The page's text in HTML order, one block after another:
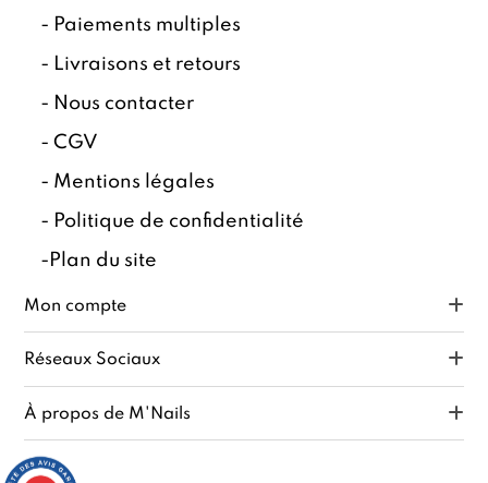
- Paiements multiples
- Livraisons et retours
- Nous contacter
-CGV
- Mentions légales
- Politique de confidentialité
- Plan du site
Mon compte
Réseaux Sociaux
À propos de M'Nails